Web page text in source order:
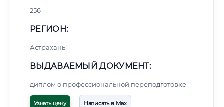
256
РЕГИОН:
Астрахань
ВЫДАВАЕМЫЙ ДОКУМЕНТ:
диплом о профессиональной переподготовке
Узнать цену Написать в Max